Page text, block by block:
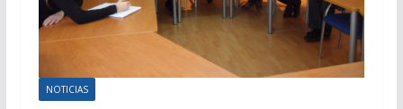
NOTICIAS